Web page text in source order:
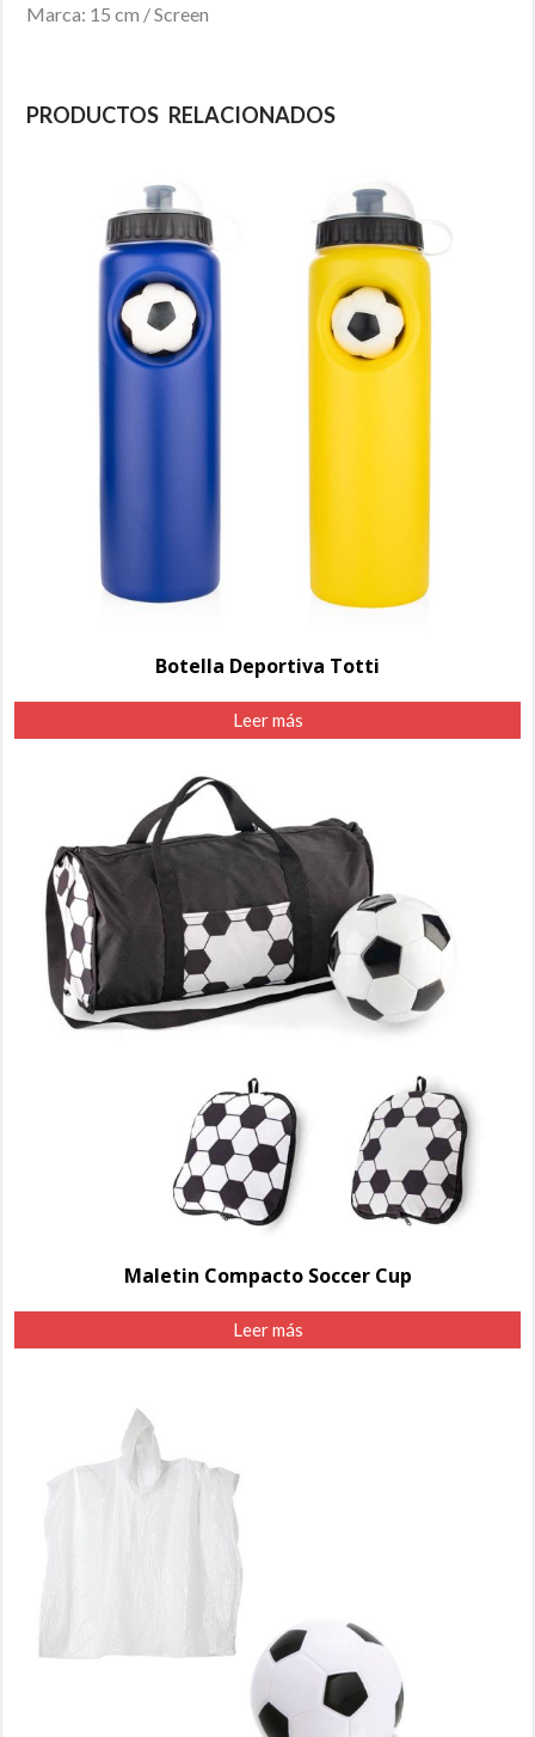
Marca: 15 cm / Screen
PRODUCTOS RELACIONADOS
Botella Deportiva Totti
Leer más
Maletin Compacto Soccer Cup
Leer más